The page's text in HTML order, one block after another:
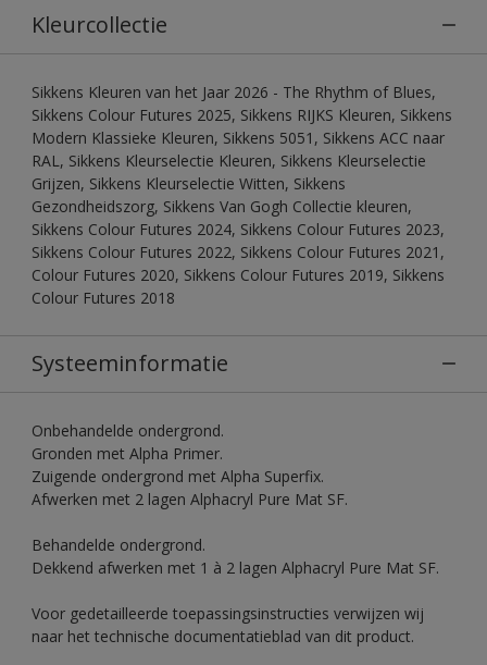
Kleurcollectie
Sikkens Kleuren van het Jaar 2026 - The Rhythm of Blues,
Sikkens Colour Futures 2025, Sikkens RIJKS Kleuren, Sikkens
Modern Klassieke Kleuren, Sikkens 5051, Sikkens ACC naar
RAL, Sikkens Kleurselectie Kleuren, Sikkens Kleurselectie
Grijzen, Sikkens Kleurselectie Witten, Sikkens
Gezondheidszorg, Sikkens Van Gogh Collectie kleuren,
Sikkens Colour Futures 2024, Sikkens Colour Futures 2023,
Sikkens Colour Futures 2022, Sikkens Colour Futures 2021,
Colour Futures 2020, Sikkens Colour Futures 2019, Sikkens
Colour Futures 2018
Systeeminformatie
Onbehandelde ondergrond.
Gronden met Alpha Primer.
Zuigende ondergrond met Alpha Superfix.
Afwerken met 2 lagen Alphacryl Pure Mat SF.
Behandelde ondergrond.
Dekkend afwerken met 1 à 2 lagen Alphacryl Pure Mat SF.
Voor gedetailleerde toepassingsinstructies verwijzen wij
naar het technische documentatieblad van dit product.